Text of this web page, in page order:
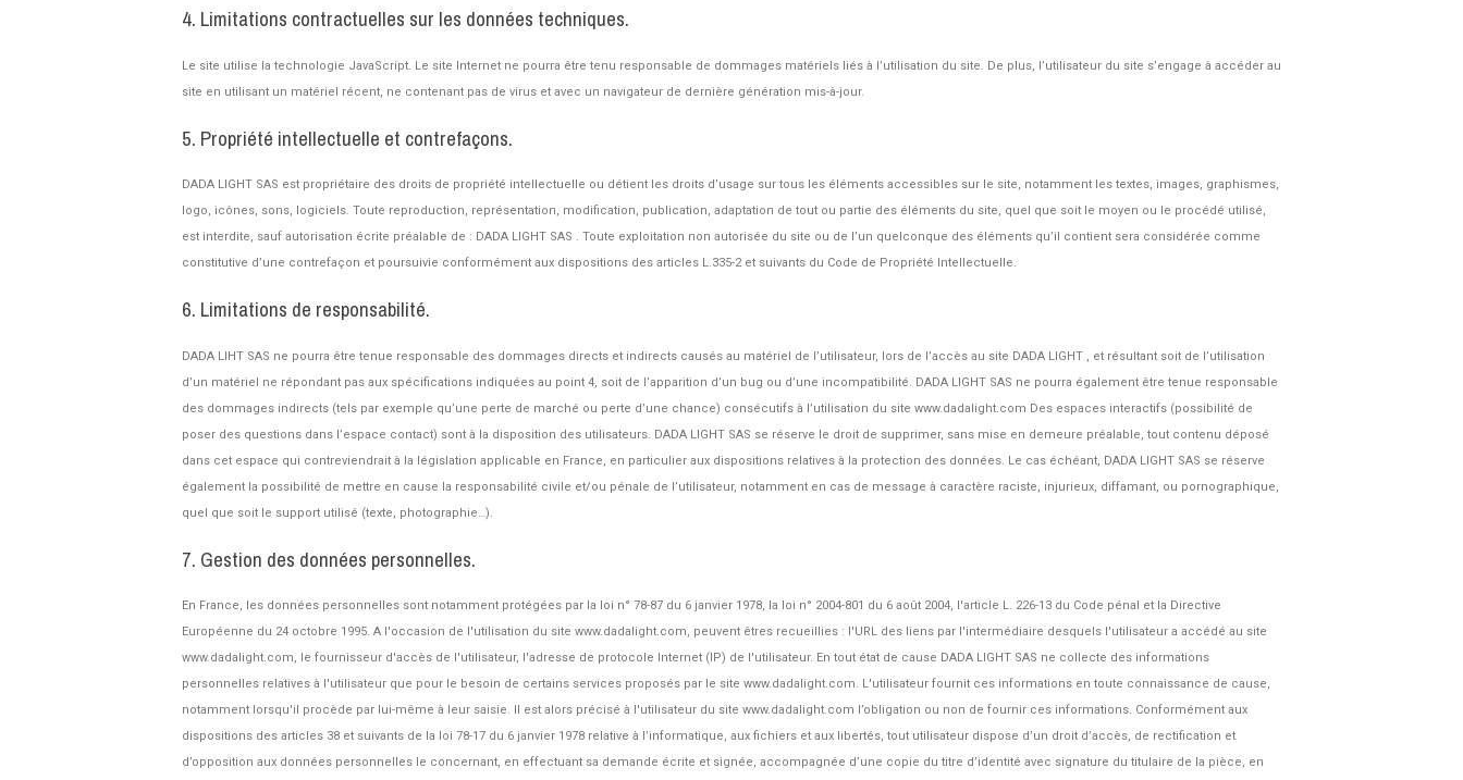
4. Limitations contractuelles sur les données techniques.
Le site utilise la technologie JavaScript. Le site Internet ne pourra être tenu responsable de dommages matériels liés à l’utilisation du site. De plus, l’utilisateur du site s’engage à accéder au
site en utilisant un matériel récent, ne contenant pas de virus et avec un navigateur de dernière génération mis-à-jour.
5. Propriété intellectuelle et contrefaçons.
DADA LIGHT SAS est propriétaire des droits de propriété intellectuelle ou détient les droits d’usage sur tous les éléments accessibles sur le site, notamment les textes, images, graphismes,
logo, icônes, sons, logiciels. Toute reproduction, représentation, modification, publication, adaptation de tout ou partie des éléments du site, quel que soit le moyen ou le procédé utilisé,
est interdite, sauf autorisation écrite préalable de : DADA LIGHT SAS . Toute exploitation non autorisée du site ou de l’un quelconque des éléments qu’il contient sera considérée comme
constitutive d’une contrefaçon et poursuivie conformément aux dispositions des articles L.335-2 et suivants du Code de Propriété Intellectuelle.
6. Limitations de responsabilité.
DADA LIHT SAS ne pourra être tenue responsable des dommages directs et indirects causés au matériel de l’utilisateur, lors de l’accès au site DADA LIGHT , et résultant soit de l’utilisation
d’un matériel ne répondant pas aux spécifications indiquées au point 4, soit de l’apparition d’un bug ou d’une incompatibilité. DADA LIGHT SAS ne pourra également être tenue responsable
des dommages indirects (tels par exemple qu’une perte de marché ou perte d’une chance) consécutifs à l’utilisation du site www.dadalight.com Des espaces interactifs (possibilité de
poser des questions dans l’espace contact) sont à la disposition des utilisateurs. DADA LIGHT SAS se réserve le droit de supprimer, sans mise en demeure préalable, tout contenu déposé
dans cet espace qui contreviendrait à la législation applicable en France, en particulier aux dispositions relatives à la protection des données. Le cas échéant, DADA LIGHT SAS se réserve
également la possibilité de mettre en cause la responsabilité civile et/ou pénale de l’utilisateur, notamment en cas de message à caractère raciste, injurieux, diffamant, ou pornographique,
quel que soit le support utilisé (texte, photographie…).
7. Gestion des données personnelles.
En France, les données personnelles sont notamment protégées par la loi n° 78-87 du 6 janvier 1978, la loi n° 2004-801 du 6 août 2004, l'article L. 226-13 du Code pénal et la Directive
Européenne du 24 octobre 1995. A l'occasion de l'utilisation du site www.dadalight.com, peuvent êtres recueillies : l'URL des liens par l'intermédiaire desquels l'utilisateur a accédé au site
www.dadalight.com, le fournisseur d'accès de l'utilisateur, l'adresse de protocole Internet (IP) de l'utilisateur. En tout état de cause DADA LIGHT SAS ne collecte des informations
personnelles relatives à l'utilisateur que pour le besoin de certains services proposés par le site www.dadalight.com. L'utilisateur fournit ces informations en toute connaissance de cause,
notamment lorsqu'il procède par lui-même à leur saisie. Il est alors précisé à l'utilisateur du site www.dadalight.com l’obligation ou non de fournir ces informations. Conformément aux
dispositions des articles 38 et suivants de la loi 78-17 du 6 janvier 1978 relative à l’informatique, aux fichiers et aux libertés, tout utilisateur dispose d’un droit d’accès, de rectification et
d’opposition aux données personnelles le concernant, en effectuant sa demande écrite et signée, accompagnée d’une copie du titre d’identité avec signature du titulaire de la pièce, en